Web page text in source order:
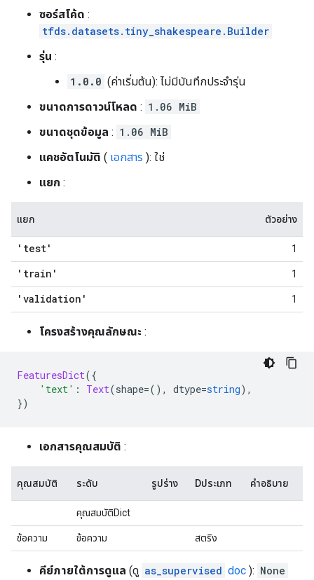
ซอร์สโค้ด :
tfds.datasets.tiny_shakespeare.Builder
รุ่น :
1.0.0 (ค่าเริ่มต้น): ไม่มีบันทึกประจำรุ่น
ขนาดการดาวน์โหลด : 1.06 MiB
ขนาดชุดข้อมูล : 1.06 MiB
แคชอัตโนมัติ ( เอกสาร ): ใช่
แยก :
แยก ตัวอย่าง
'test' 1
'train' 1
'validation' 1
โครงสร้างคุณลักษณะ :
FeaturesDict({
'text' : Text(shape=(), dtype=string),
})
เอกสารคุณสมบัติ :
คุณสมบัติ ระดับ รูปร่าง Dประเภท คำอธิบาย
คุณสมบัติDict
ข้อความ ข้อความ สตริง
คีย์ภายใต้การดูแล (ดู as_supervised doc ): None